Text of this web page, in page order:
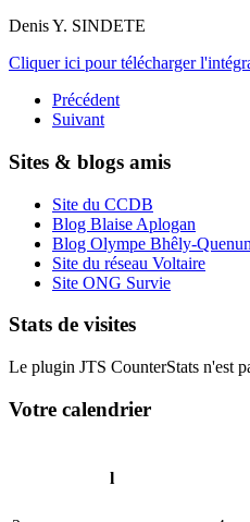
Denis Y. SINDETE
Cliquer ici pour télécharger
Précédent
Suivant
Sites & blogs amis
Site du CCDB
Blog Blaise Aplogan
Blog Olympe Bhêly-
Site du réseau Voltaire
Site ONG Survie
Stats de visites
Le plugin JTS CounterStats n'est
Votre calendrier
l